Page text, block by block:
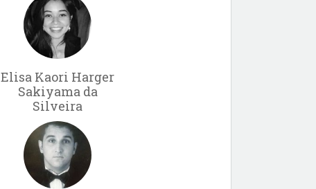
Elisa Kaori Harger
Sakiyama da
Silveira